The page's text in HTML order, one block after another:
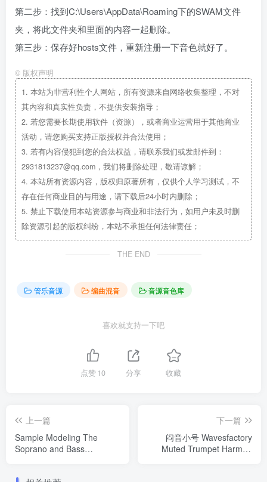
第二步：找到C:\Users\AppData\Roaming下的SWAM文件
夹，将此文件夹和里面的内容一起删除。
第三步：保存好hosts文件，重新注册一下音色就好了。
© 版权声明
1. 本站为非营利性个人网站，所有资源来自网络收集整理，不对
其内容和真实性负责，不提供安装指导；
2. 若您需要长期使用软件（资源），或者商业运营用于其他商业
活动，请您购买支持正版授权并合法使用；
3. 若有内容侵犯到您的合法权益，请联系我们或发邮件到：
2931813237@qq.com，我们将删除处理，敬请谅解；
4. 本站所有资源内容，版权归原著所有，仅供个人学习测试，不
存在任何商业目的与用途，请下载后24小时内删除；
5. 禁止下载使用本站资源参与商业和非法行为，如用户未及时删
除资源引起的版权纠纷，本站不承担任何法律责任；
THE END
管乐音源 编曲混音 音源音色库
喜欢就支持一下吧
点赞10 分享 收藏
上一篇
Sample Modeling The
Soprano and Bass
下一篇
闷音小号 Wavesfactory
Muted Trumpet Harmon